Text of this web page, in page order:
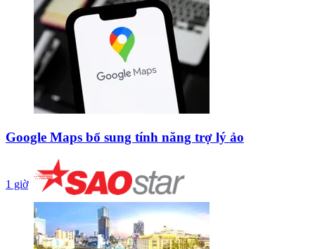
Google Maps bổ sung tính năng trợ lý ảo
1 giờ